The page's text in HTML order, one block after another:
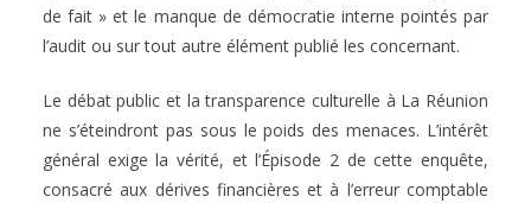
de fait » et le manque de démocratie interne pointés par
l’audit ou sur tout autre élément publié les concernant.
Le débat public et la transparence culturelle à La Réunion
ne s’éteindront pas sous le poids des menaces. L’intérêt
général exige la vérité, et l’Épisode 2 de cette enquête,
consacré aux dérives financières et à l’erreur comptable